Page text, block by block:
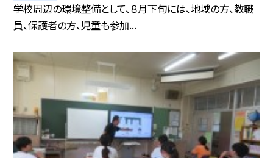
学校周辺の環境整備として、８月下旬には、地域の方、教職
員、保護者の方、児童も参加...